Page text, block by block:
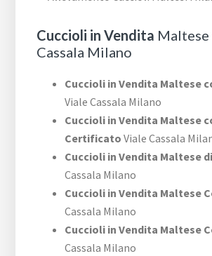
Cuccioli in Vendita
Cassala Milano
Cuccioli in Vendita Maltese
Viale Cassala Milano
Cuccioli in Vendita Maltese
Certificato Viale Cassala
Cuccioli in Vendita Maltese
Cassala Milano
Cuccioli in Vendita Maltese
Cassala Milano
Cuccioli in Vendita Maltese
Cassala Milano